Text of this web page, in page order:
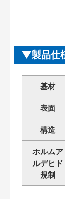
製品仕
基材
表面
構造
ホルムア
ルデヒド
規制